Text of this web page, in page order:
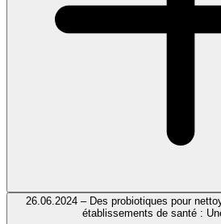
26.06.2024 – Des probiotiques pour
établissements de santé :